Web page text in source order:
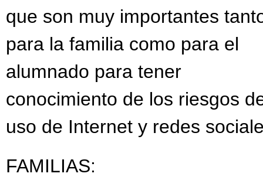
que son muy importantes
para la familia como para el
alumnado para tener
conocimiento de los riesgos
uso de Internet y redes
FAMILIAS: